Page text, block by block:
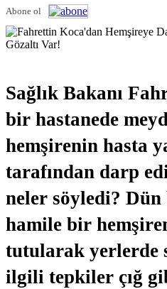
Abone ol
Sağlık Bakanı
bir hastanede
hemşirenin hasta
tarafından darp
neler söyledi?
hamile bir
tutularak yerlerde
ilgili tepkiler çığ